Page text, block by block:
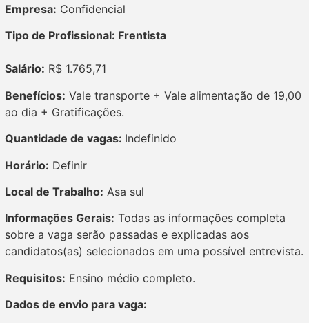
Empresa: Confidencial
Tipo de Profissional: Frentista
Salário: R$ 1.765,71
Benefícios: Vale transporte + Vale alimentação de 19,00
ao dia + Gratificações.
Quantidade de vagas: Indefinido
Horário: Definir
Local de Trabalho: Asa sul
Informações Gerais: Todas as informações completa
sobre a vaga serão passadas e explicadas aos
candidatos(as) selecionados em uma possível entrevista.
Requisitos: Ensino médio completo.
Dados de envio para vaga: